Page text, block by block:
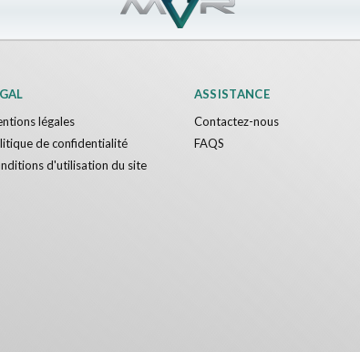
légales
de confidentialité
d'utilisation du site
ASSISTANCE
Contactez-nous
FAQS